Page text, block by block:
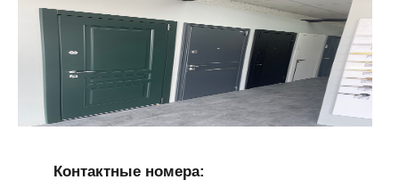
Контактные номера: